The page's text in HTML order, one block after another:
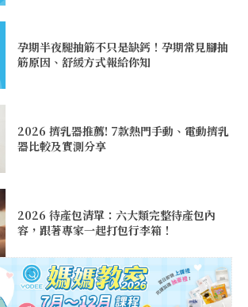
孕期半夜腿抽筋不只是缺鈣！孕期常見腳抽
筋原因、舒緩方式報給你知
2026 擠乳器推薦! 7款熱門手動、電動擠乳
器比較及實測分享
2026 待產包清單：六大類完整待產包內
容，跟著專家一起打包行李箱！